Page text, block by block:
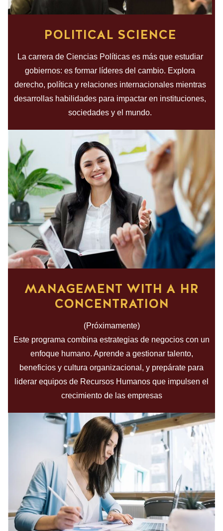
POLITICAL SCIENCE
La carrera de Ciencias Políticas es más que estudiar
gobiernos: es formar líderes del cambio. Explora
derecho, política y relaciones internacionales mientras
desarrollas habilidades para impactar en instituciones,
sociedades y el mundo.
MANAGEMENT WITH A HR
CONCENTRATION
(Próximamente)
Este programa combina estrategias de negocios con un
enfoque humano. Aprende a gestionar talento,
beneficios y cultura organizacional, y prepárate para
liderar equipos de Recursos Humanos que impulsen el
crecimiento de las empresas